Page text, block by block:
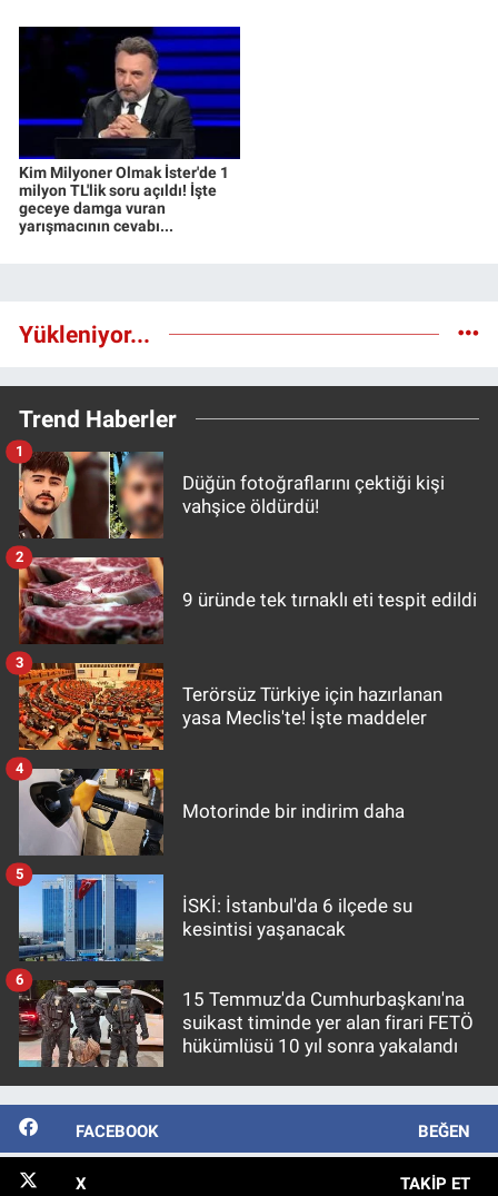
Kim Milyoner Olmak İster'de 1
milyon TL'lik soru açıldı! İşte
geceye damga vuran
yarışmacının cevabı...
Yükleniyor...
Trend Haberler
Düğün fotoğraflarını çektiği kişi
vahşice öldürdü!
1
9 üründe tek tırnaklı eti tespit edildi
2
Terörsüz Türkiye için hazırlanan
yasa Meclis'te! İşte maddeler
3
Motorinde bir indirim daha
4
İSKİ: İstanbul'da 6 ilçede su
kesintisi yaşanacak
5
15 Temmuz'da Cumhurbaşkanı'na
suikast timinde yer alan firari FETÖ
hükümlüsü 10 yıl sonra yakalandı
6
FACEBOOK BEĞEN
X TAKIP ET